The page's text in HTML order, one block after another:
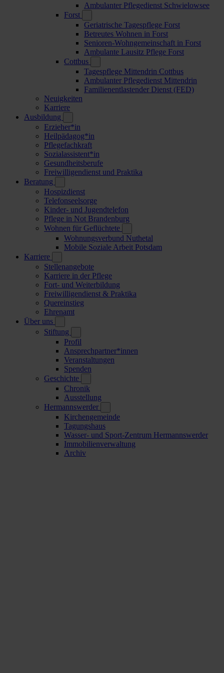
Ambulanter Pflegedienst Schwielowsee
Forst
Geriatrische Tagespflege Forst
Betreutes Wohnen in Forst
Senioren-Wohngemeinschaft in Forst
Ambulante Lausitz Pflege Forst
Cottbus
Tagespflege Mittendrin Cottbus
Ambulanter Pflegedienst Mittendrin
Familienentlastender Dienst (FED)
Neuigkeiten
Karriere
Ausbildung
Erzieher*in
Heilpädagog*in
Pflegefachkraft
Sozialassistent*in
Gesundheitsberufe
Freiwilligendienst und Praktika
Beratung
Hospizdienst
Telefonseelsorge
Kinder- und Jugendtelefon
Pflege in Not Brandenburg
Wohnen für Geflüchtete
Wohnungsverbund Nuthetal
Mobile Soziale Arbeit Potsdam
Karriere
Stellenangebote
Karriere in der Pflege
Fort- und Weiterbildung
Freiwilligendienst & Praktika
Quereinstieg
Ehrenamt
Über uns
Stiftung
Profil
Ansprechpartner*innen
Veranstaltungen
Spenden
Geschichte
Chronik
Ausstellung
Hermannswerder
Kirchengemeinde
Tagungshaus
Wasser- und Sport-Zentrum Hermannswerder
Immobilienverwaltung
Archiv